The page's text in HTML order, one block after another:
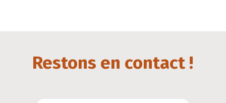
Restons en contact !